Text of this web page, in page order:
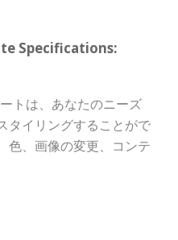
Specifications:
トは、あなたのニーズ
タイリングすることがで
色、画像の変更、コンテ